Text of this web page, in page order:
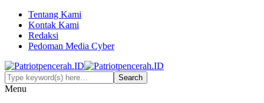
Tentang Kami
Kontak Kami
Redaksi
Pedoman Media Cyber
Menu